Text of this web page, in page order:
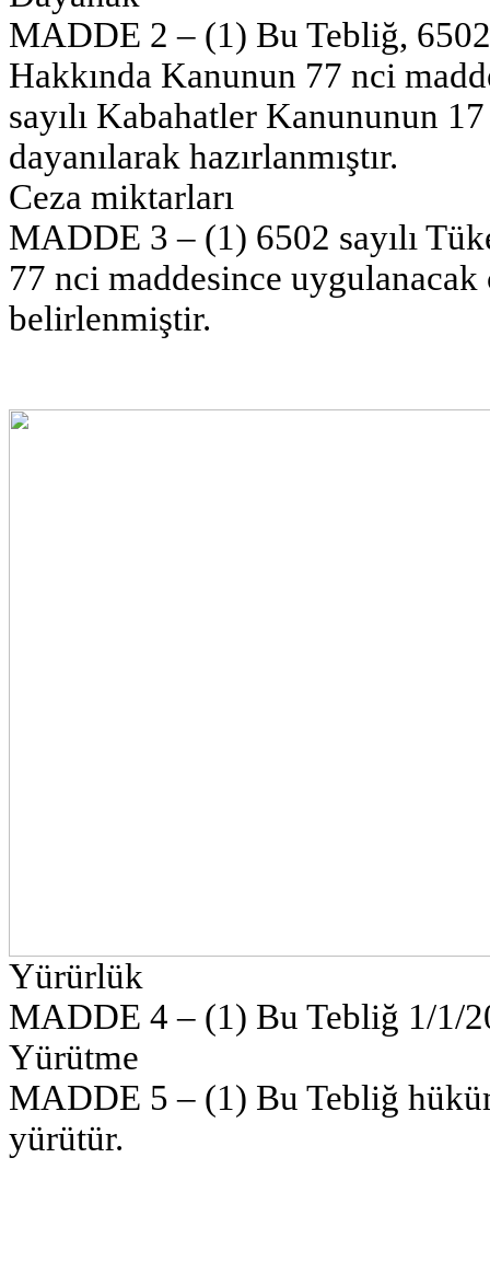
MADDE 2 – (1) Bu Tebliğ,
Hakkında Kanunun 77 nci
sayılı Kabahatler Kanununun
dayanılarak hazırlanmıştır.
Ceza miktarları
MADDE 3 – (1) 6502 sayılı
77 nci maddesince uygulanacak
belirlenmiştir.
Yürürlük
MADDE 4 – (1) Bu Tebliğ 1/1/
Yürütme
MADDE 5 – (1) Bu Tebliğ
yürütür.